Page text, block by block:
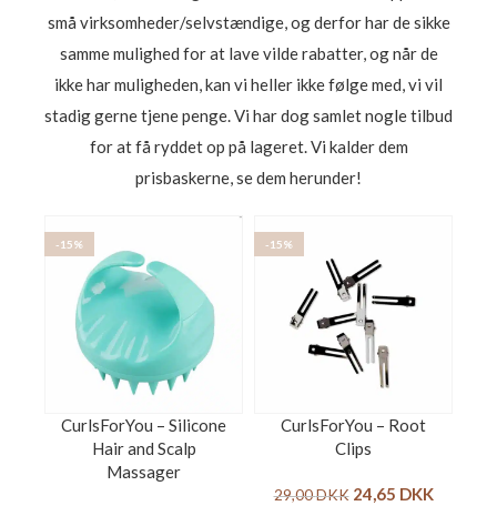
små virksomheder/selvstændige, og derfor har de sikke
samme mulighed for at lave vilde rabatter, og når de
ikke har muligheden, kan vi heller ikke følge med, vi vil
stadig gerne tjene penge. Vi har dog samlet nogle tilbud
for at få ryddet op på lageret. Vi kalder dem
prisbaskerne, se dem herunder!
-15%
CurlsForYou – Silicone
Hair and Scalp
Massager
-15%
CurlsForYou – Root
Clips
29,00DKK 24,65 DKK